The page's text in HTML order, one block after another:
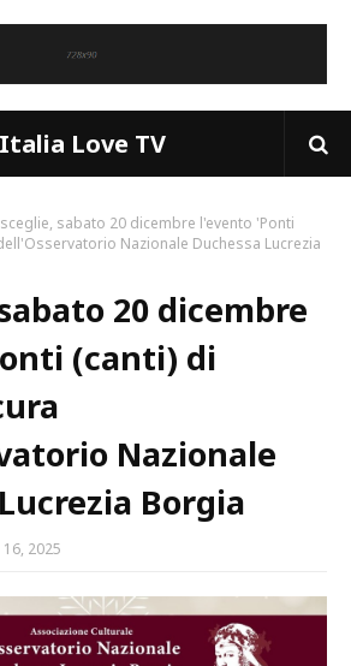
Italia Love TV
sabato 20 dicembre l'evento 'Ponti
Nazionale Duchessa Lucrezia
20 dicembre
(canti) di
Nazionale
Borgia
2025